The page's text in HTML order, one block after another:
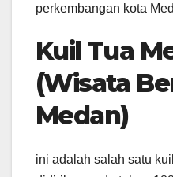
perkembangan kota
Kuil Tua
(Wisata
Medan)
ini adalah salah satu